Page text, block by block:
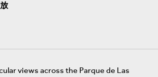
views across the Parque de Las